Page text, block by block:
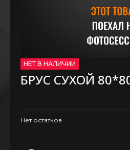
НЕТ В НАЛИЧИИ
БРУС СУХОЙ
Нет остатков